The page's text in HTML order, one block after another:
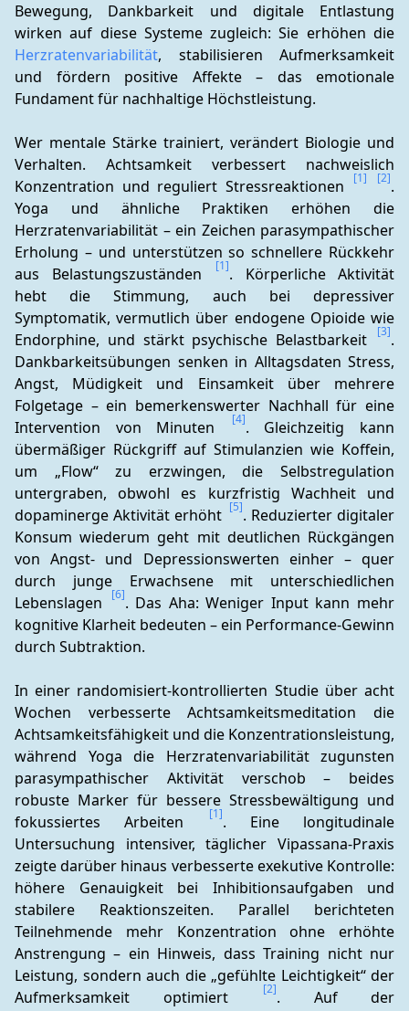
Bewegung, Dankbarkeit und digitale Entlastung
Herzratenvariabilität, stabilisieren Aufmerksamkeit
und fördern positive Affekte – das emotionale
Fundament für nachhaltige Höchstleistung.
Wer mentale Stärke trainiert, verändert Biologie und
Verhalten. Achtsamkeit verbessert nachweislich
Konzentration und reguliert Stressreaktionen
[1] [2].
Yoga und ähnliche Praktiken erhöhen die
Herzratenvariabilität – ein Zeichen parasympathischer
Erholung – und unterstützen so schnellere Rückkehr
aus Belastungszuständen
[1]. Körperliche Aktivität
hebt die Stimmung, auch bei depressiver
Symptomatik, vermutlich über endogene Opioide wie
Endorphine, und stärkt psychische Belastbarkeit
[3].
Dankbarkeitsübungen senken in Alltagsdaten Stress,
Angst, Müdigkeit und Einsamkeit über mehrere
Folgetage – ein bemerkenswerter Nachhall für eine
Intervention von Minuten
[4]. Gleichzeitig kann
übermäßiger Rückgriff auf Stimulanzien wie Koffein,
um „Flow“ zu erzwingen, die Selbstregulation
untergraben, obwohl es kurzfristig Wachheit und
dopaminerge Aktivität erhöht [5]. Reduzierter digitaler
Konsum wiederum geht mit deutlichen Rückgängen
von Angst- und Depressionswerten einher – quer
durch junge Erwachsene mit unterschiedlichen
Lebenslagen
[6]. Das Aha: Weniger Input kann mehr
kognitive Klarheit bedeuten – ein Performance-Gewinn
durch Subtraktion.
In einer randomisiert-kontrollierten Studie über acht
Wochen verbesserte Achtsamkeitsmeditation die
Achtsamkeitsfähigkeit und die Konzentrationsleistung,
während Yoga die Herzratenvariabilität zugunsten
parasympathischer Aktivität verschob – beides
robuste Marker für bessere Stressbewältigung und
fokussiertes Arbeiten
[1]. Eine longitudinale
Untersuchung intensiver, täglicher Vipassana-Praxis
zeigte darüber hinaus verbesserte exekutive Kontrolle:
höhere Genauigkeit bei Inhibitionsaufgaben und
stabilere Reaktionszeiten. Parallel berichteten
Teilnehmende mehr Konzentration ohne erhöhte
Anstrengung – ein Hinweis, dass Training nicht nur
Leistung, sondern auch die „gefühlte Leichtigkeit“ der
Aufmerksamkeit optimiert
[2]. Auf der